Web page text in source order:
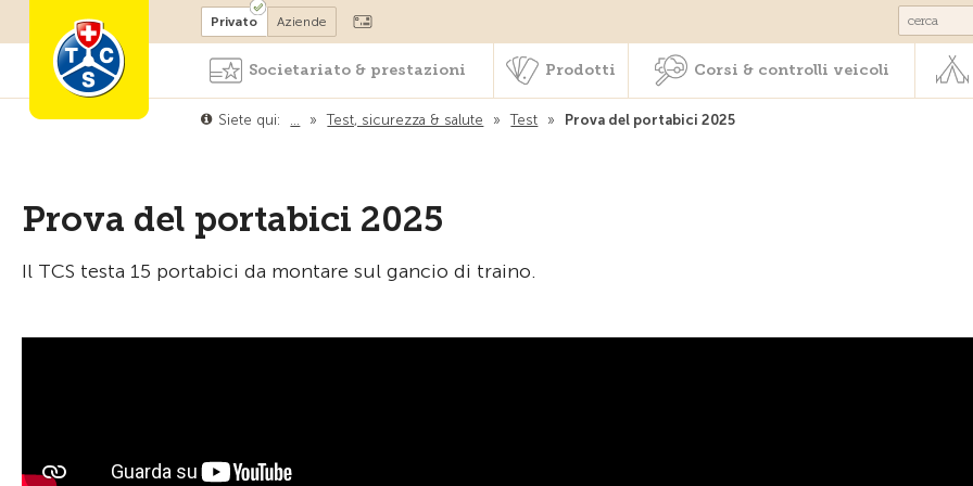
Diventare socio Corsi & controlli
Privato Aziende
Societariato & prestazioni Prodotti Corsi & controlli veicoli
Siete qui: … » Test, sicurezza & salute » Test » Prova del portabici 2025
Prova del portabici 2025
Il TCS testa 15 portabici da montare sul gancio di traino.